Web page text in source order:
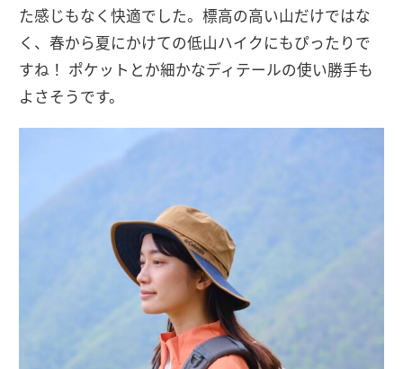
た感じもなく快適でした。標高の高い山だけではな
く、春から夏にかけての低山ハイクにもぴったりで
すね！ ポケットとか細かなディテールの使い勝手も
よさそうです。